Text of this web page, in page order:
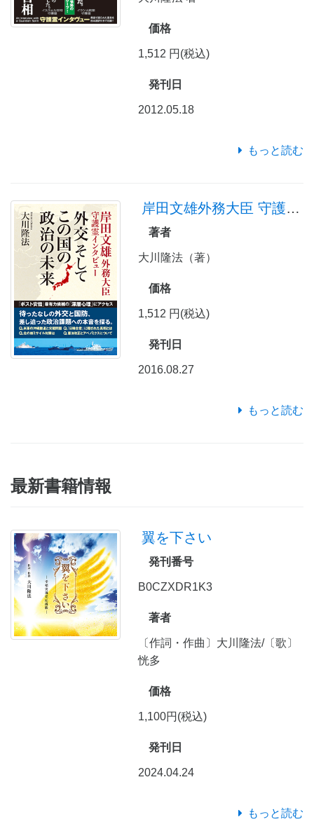
価格
1,512 円(税込)
発刊日
2012.05.18
もっと読む
岸田文雄外務大臣 守護霊インタビュー 外交 そして この国の政治の未来
著者
大川隆法（著）
価格
1,512 円(税込)
発刊日
2016.08.27
もっと読む
最新書籍情報
翼を下さい
発刊番号
B0CZXDR1K3
著者
〔作詞・作曲〕大川隆法/〔歌〕
恍多
価格
1,100円(税込)
発刊日
2024.04.24
もっと読む